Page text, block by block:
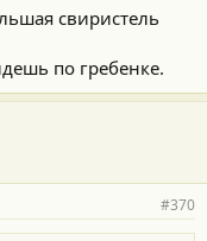
свиристель
по гребенке.
#370